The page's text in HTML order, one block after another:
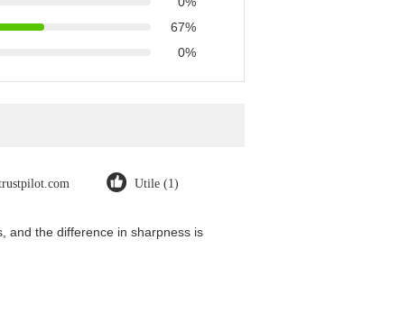
67%
0%
Utile (1)
and the difference in sharpness is